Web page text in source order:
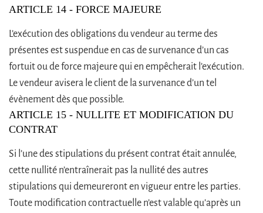
ARTICLE 14 - FORCE MAJEURE
L’exécution des obligations du vendeur au terme des
présentes est suspendue en cas de survenance d’un cas
fortuit ou de force majeure qui en empêcherait l’exécution.
Le vendeur avisera le client de la survenance d’un tel
évènement dès que possible.
ARTICLE 15 - NULLITE ET MODIFICATION DU
CONTRAT
Si l’une des stipulations du présent contrat était annulée,
cette nullité n’entraînerait pas la nullité des autres
stipulations qui demeureront en vigueur entre les parties.
Toute modification contractuelle n’est valable qu’après un